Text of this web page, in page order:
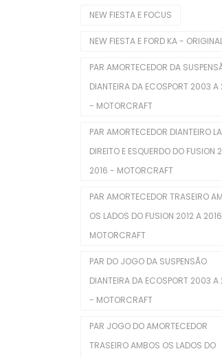
Polias De Alternador
Retentores De Válvulas
Seletora Do Trambulador
Sensor De Óleo
Sensor De Temperatura
Tampa Do Radiador
Tampas
Tensor Do Distribuidor
Tensores Poly V
Válvulas Termostáticas
Velas De Ignição
NEW FIESTA E FOCUS
NEW FIESTA E FORD KA -
PAR AMORTECEDOR DA
DIANTEIRA DA ECOSPORT 2003 A
- MOTORCRAFT
PAR AMORTECEDOR DIANTEIRO
DIREITO E ESQUERDO DO FUSION
2016 - MOTORCRAFT
PAR AMORTECEDOR TRASEIRO
OS LADOS DO FUSION 2012 A
MOTORCRAFT
PAR DO JOGO DA SUSPENSÃO
DIANTEIRA DA ECOSPORT 2003 A
- MOTORCRAFT
PAR JOGO DO AMORTECEDOR
TRASEIRO AMBOS OS LADOS DO